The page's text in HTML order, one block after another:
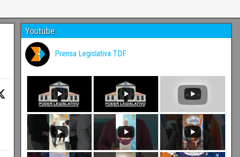
Youtube
Prensa Legislativa TDF